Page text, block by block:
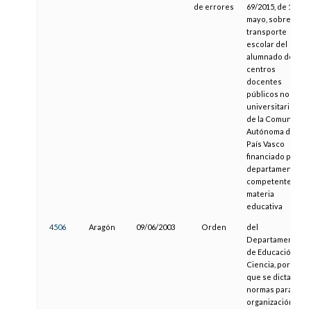
de errores
69/2015, de 19 de
mayo, sobre el
transporte
escolar del
alumnado de los
centros
docentes
públicos no
universitarios
de la Comunidad
Autónoma del
País Vasco
financiado por el
departamento
competente en
materia
educativa
4506 Aragón 09/06/2003 Orden
del
Departamento
de Educación y
Ciencia, por la
que se dictan
normas para la
organización y